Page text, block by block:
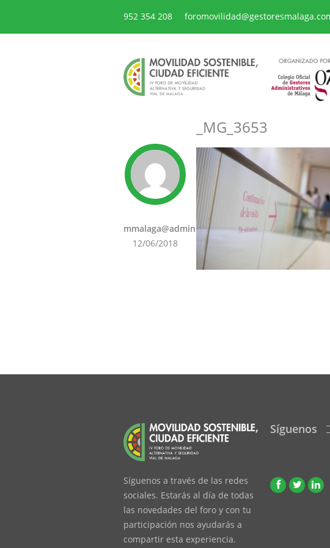
952 354 208
mmalaga@admin
12/06/2018
_MG_3653
Síguenos a través de las redes
sociales. Estarás al día de todas
las novedades del foro y con tu
participación nos ayudarás a
compartir esta experiencia.
Síguenos